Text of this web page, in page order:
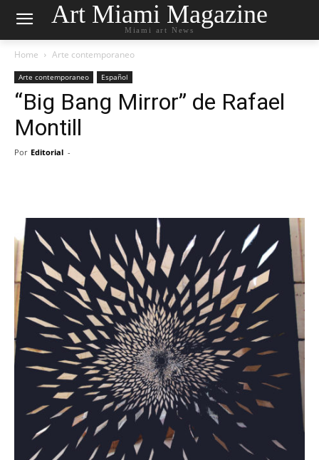
Art Miami Magazine
Miami art News
Home Arte contemporaneo
Arte contemporaneo Español
“Big Bang Mirror” de Rafael
Montill
Por Editorial -